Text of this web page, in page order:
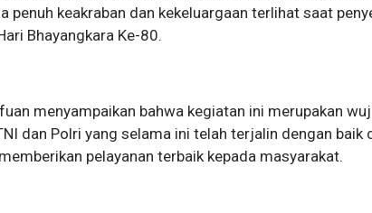
penuh keakraban dan kekeluargaan terlihat saat
Bhayangkara Ke-80.
menyampaikan bahwa kegiatan ini merupakan
dan Polri yang selama ini telah terjalin dengan baik
pelayanan terbaik kepada masyarakat.